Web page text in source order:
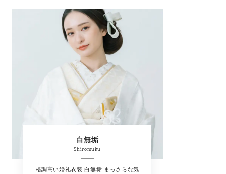
白無垢
Shiromuku
格調高い婚礼衣装 白無垢 まっさらな気